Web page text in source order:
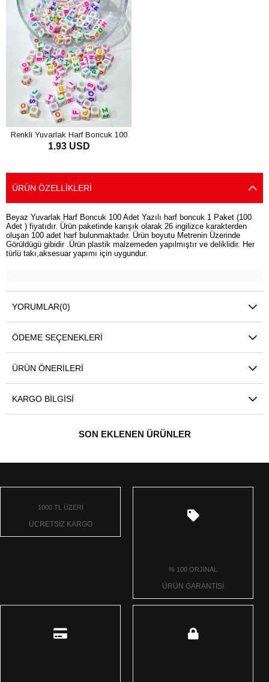
Renkli Yuvarlak Harf Boncuk 100
Adet
1.93 USD
ÜRÜN ÖZELLIKLERI
Beyaz Yuvarlak Harf Boncuk 100 Adet Yazılı harf boncuk 1 Paket (100
Adet ) fiyatıdır. Ürün paketinde karışık olarak 26 ingilizce karakterden
oluşan 100 adet harf bulunmaktadır. Ürün boyutu Metrenin Üzerinde
Görüldügü gibidir .Ürün plastik malzemeden yapılmıştır ve deliklidir. Her
türlü takı,aksesuar yapımı için uygundur.
YORUMLAR(0)
ÖDEME SEÇENEKLERI
ÜRÜN ÖNERILERI
KARGO BILGISI
SON EKLENEN ÜRÜNLER
1000 TL ÜZERİ
ÜCRETSİZ KARGO
% 100 ORJİNAL
ÜRÜN GARANTİSİ